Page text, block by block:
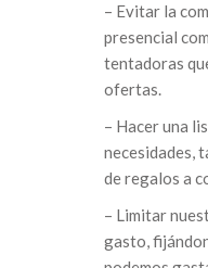
– Evitar la
presencial
tentadoras
ofertas.
– Hacer una
necesidades,
de regalos a
– Limitar
gasto,